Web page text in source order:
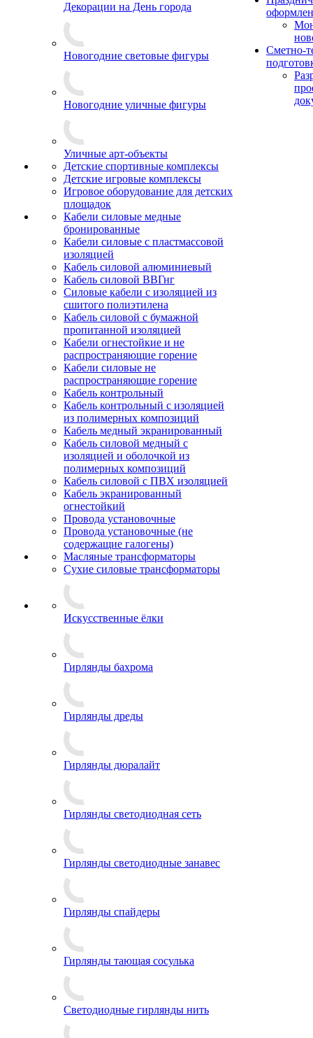
Декорации на День города
Новогодние световые фигуры
Новогодние уличные фигуры
Уличные арт-объекты
Детские спортивные комплексы
Детские игровые комплексы
Игровое оборудование для детских
площадок
Кабели силовые медные
бронированные
Кабели силовые с пластмассовой
изоляцией
Кабель силовой алюминиевый
Кабель силовой ВВГнг
Силовые кабели с изоляцией из
сшитого полиэтилена
Кабель силовой с бумажной
пропитанной изоляцией
Кабели огнестойкие и не
распространяющие горение
Кабели силовые не
распространяющие горение
Кабель контрольный
Кабель контрольный с изоляцией
из полимерных композиций
Кабель медный экранированный
Кабель силовой медный с
изоляцией и оболочкой из
полимерных композиций
Кабель силовой с ПВХ изоляцией
Кабель экранированный
огнестойкий
Провода установочные
Провода установочные (не
содержащие галогены)
Масляные трансформаторы
Сухие силовые трансформаторы
Искусственные ёлки
Гирлянды бахрома
Гирлянды дреды
Гирлянды дюралайт
Гирлянды светодиодная сеть
Гирлянды светодиодные занавес
Гирлянды спайдеры
Гирлянды тающая сосулька
Светодиодные гирлянды нить
Сметно-